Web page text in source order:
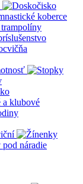
koberce
a klubové
náradie